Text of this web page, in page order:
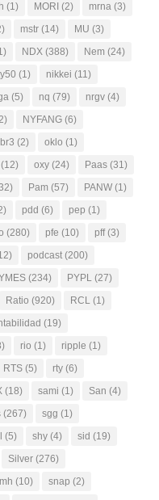
(1) MORI (2) mrna (3)
mstr (14) MU (3)
NDX (388) Nem (24)
(1) nikkei (11)
(5) nq (79) nrgv (4)
NYFANG (6)
(2) oklo (1)
(12) oxy (24) Paas (31)
Pam (57) PANW (1)
pdd (6) pep (1)
(280) pfe (10) pff(3)
podcast (200)
(234) PYPL (27)
Ratio (920) RCL (1)
(19)
rio (1) ripple (1)
RTS (5) rty (6)
(18) sami (1) San (4)
(267) sgg (1)
(5) shy (4) sid (19)
Silver (276)
(10) snap (2)